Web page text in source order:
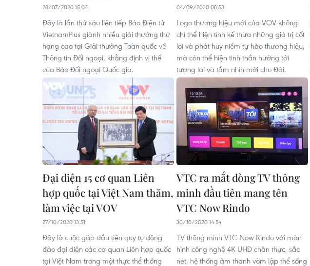
28/07/2020 15:04
Đây là lần thứ sáu liên tiếp Báo Điện tử
VietnamPlus giành nhiều giải thưởng thứ
hạng cao tại Giải thưởng Toàn quốc về
Thông tin Đối ngoại, khẳng định vị thế
của Báo Đối ngoại Quốc gia.
04/09/2020 08:53
Logo thương hiệu mới của VOV không
chỉ thể hiện tính kế thừa những giá trị cốt
lõi và phát huy niềm tự hào thương hiệu,
mà còn thể hiện tinh thần hướng tới
tương lai và tầm nhìn mới cho Đài.
Đại diện 15 cơ quan Liên
hợp quốc tại Việt Nam thăm,
làm việc tại VOV
27/10/2020 13:51
Đây là cuộc gặp đầu tiên quy tụ đông
đảo đại diện các cơ quan Liên hợp quốc
tại Việt Nam trong một thực thể thống
VTC ra mắt dòng TV thông
minh đầu tiên mang tên
VTC Now Rindo
30/10/2020 14:54
TV thông minh VTC Now Rindo với màn
hình công nghệ 4K UHD chân thực, sắc
nét, hệ thống âm thanh vòm lập thể sống